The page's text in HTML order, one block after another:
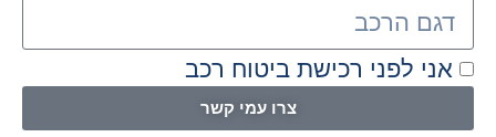
אני לפני רכישת ביטוח רכב
צרו עמי קשר